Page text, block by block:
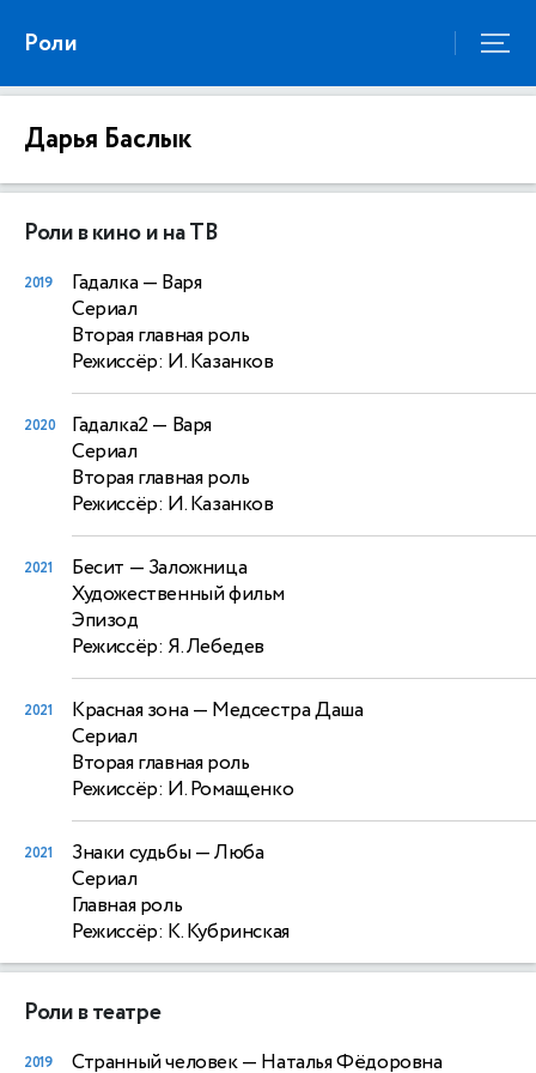
Роли
Дарья Баслык
Роли в кино и на ТВ
2019 Гадалка— Варя
Сериал
Вторая главная роль
Режиссёр: И. Казанков
2020 Гадалка2— Варя
Сериал
Вторая главная роль
Режиссёр: И. Казанков
2021 Бесит — Заложница
Художественный фильм
Эпизод
Режиссёр: Я. Лебедев
2021 Красная зона— Медсестра Даша
Сериал
Вторая главная роль
Режиссёр: И. Ромащенко
2021 Знаки судьбы— Люба
Сериал
Главная роль
Режиссёр: К. Кубринская
Роли в театре
2019 Странный человек— Наталья Фёдоровна